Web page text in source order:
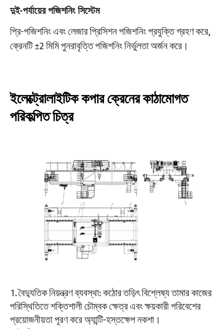
দুই-পর্যায়ের পজিশনিং সিস্টেম
প্রি-পজিশনিং এবং লেজার প্রিসিশন পজিশনিং প্রযুক্তি গ্রহণ করে,
ক্রেনটি ±2 মিমি পুনরাবৃত্তি পজিশনিং নির্ভুলতা অর্জন করে।
ইলেক্ট্রোলাইটিক কপার ক্রেনের কাঠামোগত
পরিকল্পিত চিত্র
বৈদ্যুতিক নিয়ন্ত্রণ ব্যবস্থা: কঠোর তড়িৎ বিশ্লেষ্য তামার কাজের
পরিস্থিতিতে শক্তিশালী চৌম্বক ক্ষেত্র এবং ক্ষয়কারী পরিবেশের
প্রয়োজনীয়তা পূরণ করে অ্যান্টি-হস্তক্ষেপ নকশা।